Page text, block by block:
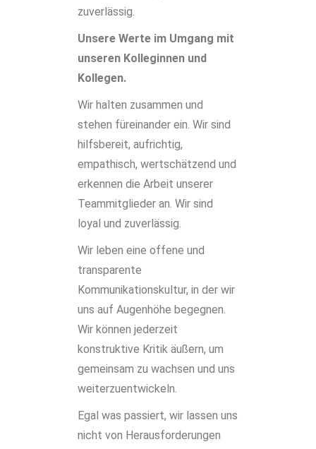
zuverlässig.
Unsere Werte im Umgang mit
unseren Kolleginnen und
Kollegen.
Wir halten zusammen und
stehen füreinander ein. Wir sind
hilfsbereit, aufrichtig,
empathisch, wertschätzend und
erkennen die Arbeit unserer
Teammitglieder an. Wir sind
loyal und zuverlässig.
Wir leben eine offene und
transparente
Kommunikationskultur, in der wir
uns auf Augenhöhe begegnen.
Wir können jederzeit
konstruktive Kritik äußern, um
gemeinsam zu wachsen und uns
weiterzuentwickeln.
Egal was passiert, wir lassen uns
nicht von Herausforderungen